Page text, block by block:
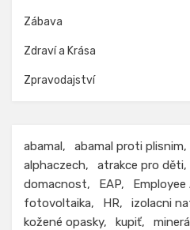
Zábava
Zdraví a Krása
Zpravodajství
abamal abamal proti plisnim
alphaczech
atrakce pro děti
domacnost
EAP
fotovoltaika
HR izolacni
kožené opasky
kupiť